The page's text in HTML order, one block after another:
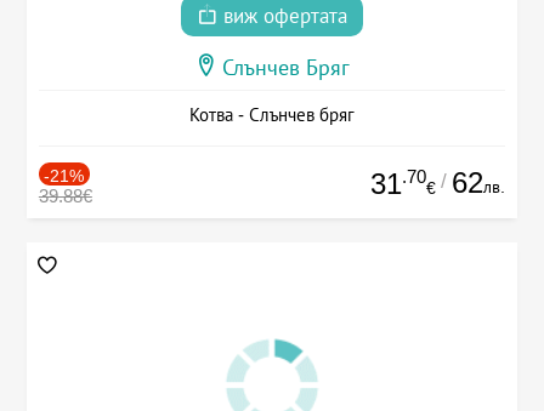
виж офертата
Слънчев Бряг
Котва - Слънчев бряг
-21%
39.88€ 31.70
€ / 62лв.